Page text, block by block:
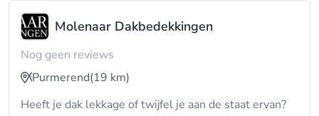
Molenaar Dakbedekkingen
Nog geen reviews
Purmerend(19 km)
Heeft je dak lekkage of twijfel je aan de staat ervan?